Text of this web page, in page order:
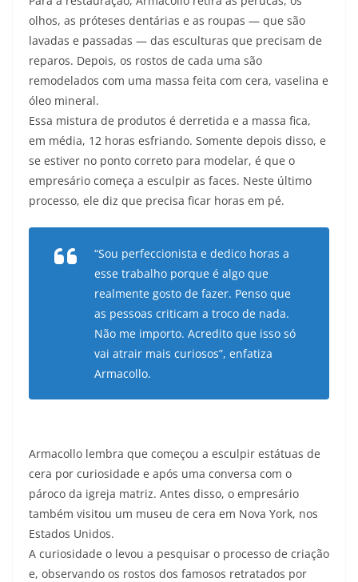
olhos, as próteses dentárias e as roupas — que são
lavadas e passadas — das esculturas que precisam de
reparos. Depois, os rostos de cada uma são
remodelados com uma massa feita com cera, vaselina e
óleo mineral.
Essa mistura de produtos é derretida e a massa fica,
em média, 12 horas esfriando. Somente depois disso, e
se estiver no ponto correto para modelar, é que o
empresário começa a esculpir as faces. Neste último
processo, ele diz que precisa ficar horas em pé.
“Sou perfeccionista e dedico horas a
esse trabalho porque é algo que
realmente gosto de fazer. Penso que
as pessoas criticam a troco de nada.
Não me importo. Acredito que isso só
vai atrair mais curiosos”, enfatiza
Armacollo.
Armacollo lembra que começou a esculpir estátuas de
cera por curiosidade e após uma conversa com o
pároco da igreja matriz. Antes disso, o empresário
também visitou um museu de cera em Nova York, nos
Estados Unidos.
A curiosidade o levou a pesquisar o processo de criação
e, observando os rostos dos famosos retratados por